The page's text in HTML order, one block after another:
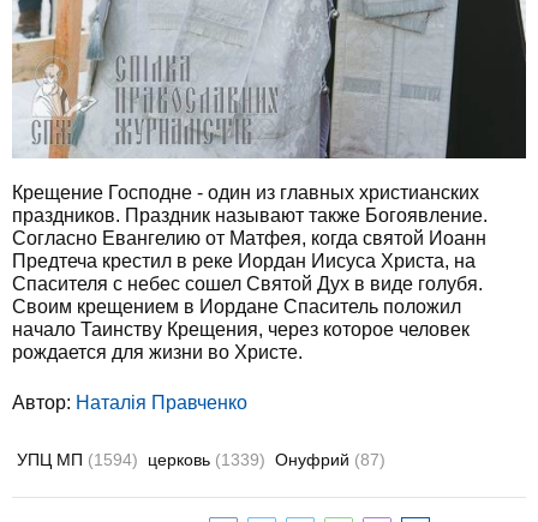
Крещение Господне - один из главных христианских
праздников. Праздник называют также Богоявление.
Согласно Евангелию от Матфея, когда святой Иоанн
Предтеча крестил в реке Иордан Иисуса Христа, на
Спасителя с небес сошел Святой Дух в виде голубя.
Своим крещением в Иордане Спаситель положил
начало Таинству Крещения, через которое человек
рождается для жизни во Христе.
Автор: Наталія Правченко
УПЦ МП (1594) церковь (1339) Онуфрий (87)